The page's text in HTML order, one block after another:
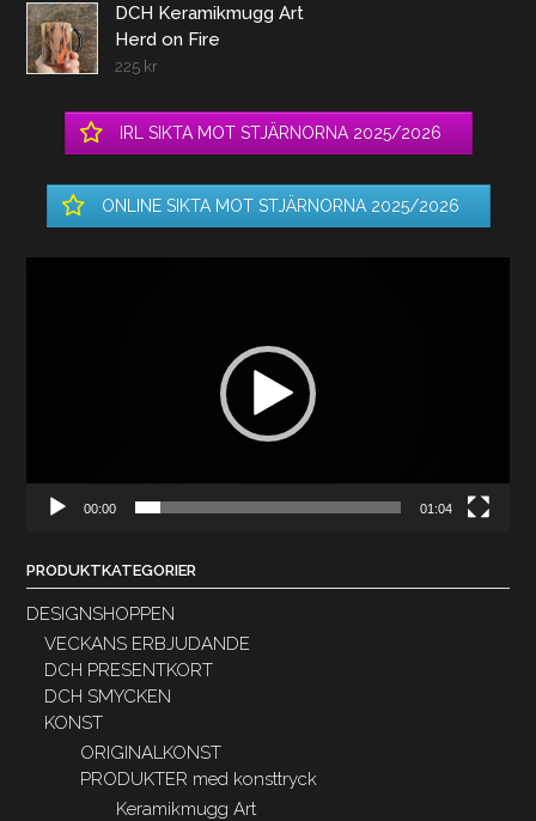
DCH Keramikmugg Art
Herd on Fire
225 kr
IRL SIKTA MOT STJÄRNORNA 2025/2026
ONLINE SIKTA MOT STJÄRNORNA 2025/2026
00:00 01:04
PRODUKTKATEGORIER
DESIGNSHOPPEN
VECKANS ERBJUDANDE
DCH PRESENTKORT
DCH SMYCKEN
KONST
ORIGINALKONST
PRODUKTER med konsttryck
Keramikmugg Art